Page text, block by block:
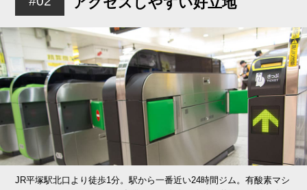
JR平塚駅北口より徒歩1分。駅から一番近い24時間ジム。有酸素マシ